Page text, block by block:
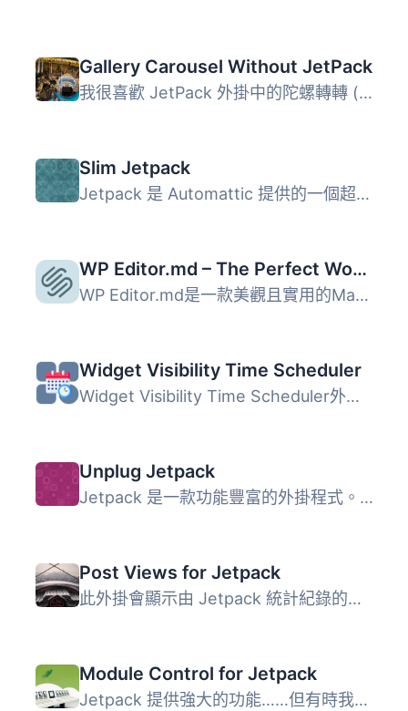
Gallery Carousel Without JetPack
我很喜歡 JetPack 外掛中的陀螺轉轉 (Carousel) 功能，但我不...
Slim Jetpack
Jetpack 是 Automattic 提供的一個超強的 WordPress 外掛套裝...
WP Editor.md – The Perfect WordPress Markdown Editor
WP Editor.md是一款美觀且實用的Markdown文件編輯器。 使用Ed...
Widget Visibility Time Scheduler
Widget Visibility Time Scheduler外掛可依據特定日期、時間...
Unplug Jetpack
Jetpack 是一款功能豐富的外掛程式。然而，有時候你只需要使...
Post Views for Jetpack
此外掛會顯示由 Jetpack 統計紀錄的每篇文章瀏覽數。 此功能...
Module Control for Jetpack
Jetpack 提供強大的功能……但有時我們並不需要全部功能。這個...